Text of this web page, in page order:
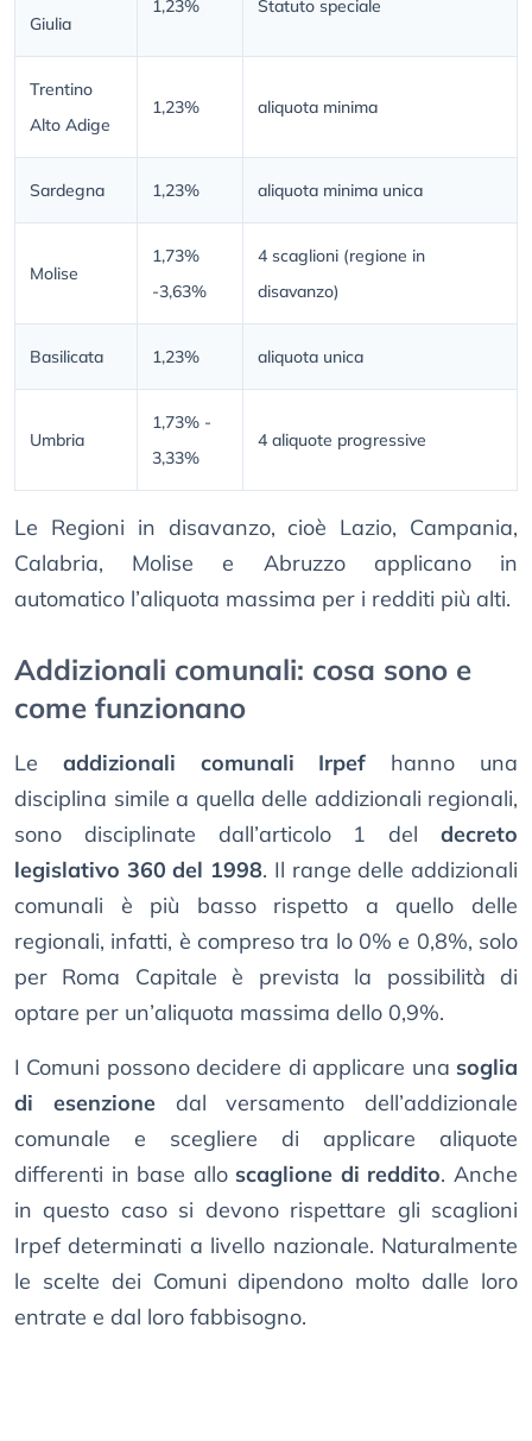
Giulia
1,23% Statuto speciale
Trentino
Alto Adige
1,23% aliquota minima
Sardegna 1,23% aliquota minima unica
Molise
1,73%
-3,63%
4 scaglioni (regione in
disavanzo)
Basilicata 1,23% aliquota unica
Umbria
1,73% -
3,33%
4 aliquote progressive
Le Regioni in disavanzo, cioè Lazio, Campania,
Calabria, Molise e Abruzzo applicano in
automatico l’aliquota massima per i redditi più alti.
Addizionali comunali: cosa sono e
come funzionano
Le addizionali comunali Irpef hanno una
disciplina simile a quella delle addizionali regionali,
sono disciplinate dall’articolo 1 del decreto
legislativo 360 del 1998. Il range delle addizionali
comunali è più basso rispetto a quello delle
regionali, infatti, è compreso tra lo 0% e 0,8%, solo
per Roma Capitale è prevista la possibilità di
optare per un’aliquota massima dello 0,9%.
I Comuni possono decidere di applicare una soglia
di esenzionedal versamento dell’addizionale
comunale e scegliere di applicare aliquote
differenti in base allo scaglione di reddito. Anche
in questo caso si devono rispettare gli scaglioni
Irpef determinati a livello nazionale. Naturalmente
le scelte dei Comuni dipendono molto dalle loro
entrate e dal loro fabbisogno.